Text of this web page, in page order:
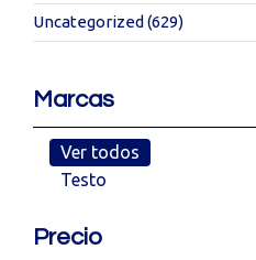
Uncategorized (629)
Marcas
Ver todos
Testo
Precio